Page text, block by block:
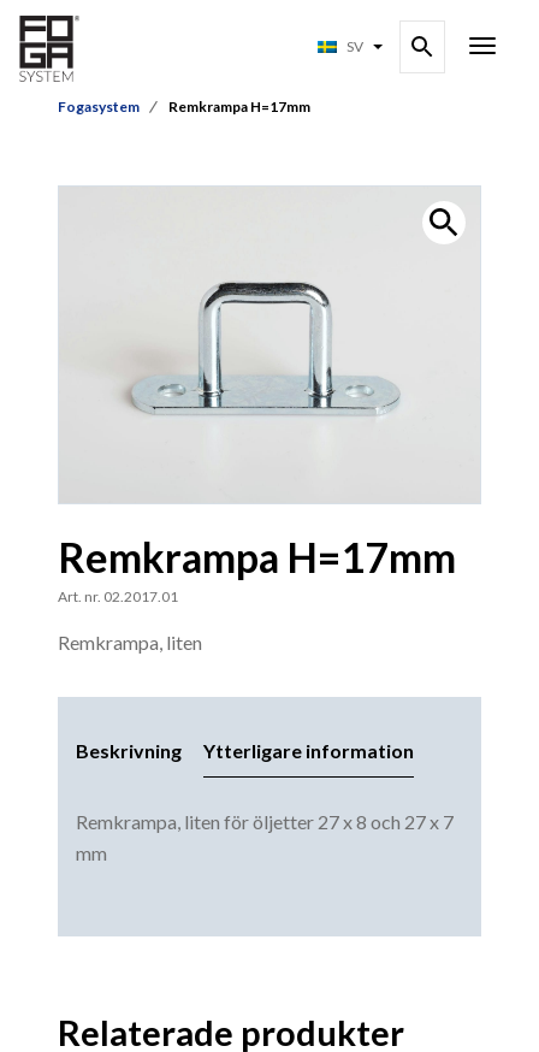
SV
Fogasystem Remkrampa H=17mm
Remkrampa H=17mm
Art. nr. 02.2017.01
Remkrampa, liten
Beskrivning Ytterligare information
Remkrampa, liten för öljetter 27 x 8 och 27 x 7
mm
Relaterade produkter